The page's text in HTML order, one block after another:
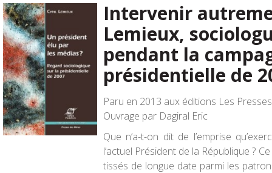
Intervenir
Lemieux,
pendant la
présidentielle de
Paru en 2013 aux éditions Les
Ouvrage par Dagiral Eric
Que n’a-t-on dit de l’emprise
l’actuel Président de la République ?
tissés de longue date parmi les